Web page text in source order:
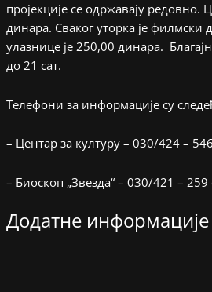
пројекције се одржавају редовно.
динара. Сваког уторка је филмски
улазнице је 250,00 динара.
до 21 сат.
Телефони за информације су
– Центар за културу – 030/424 –
– Биоскоп „Звезда“ – 030/421 –
Додатне информације